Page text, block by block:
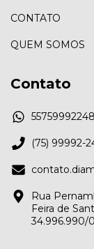
CONTATO
QUEM SOMOS
Contato
(75) 99992-
Rua
Feira de
34.996.990/